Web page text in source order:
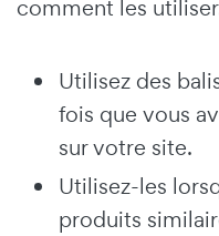
comment les
Utilisez des
fois que vous
sur votre site.
Utilisez-les
produits